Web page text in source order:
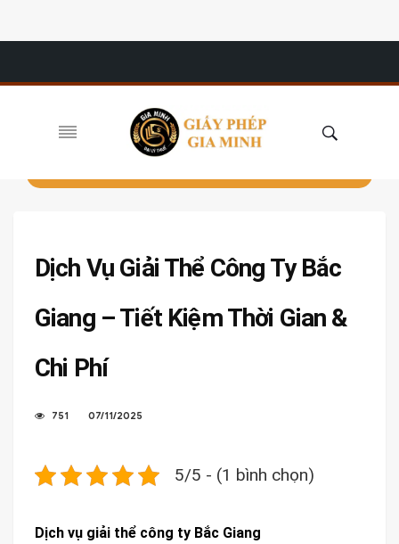
Dịch Vụ Giải Thể Công Ty Bắc
Giang – Tiết Kiệm Thời Gian &
Chi Phí
751 07/11/2025
5/5 - (1 bình chọn)
Dịch vụ giải thể công ty Bắc Giang